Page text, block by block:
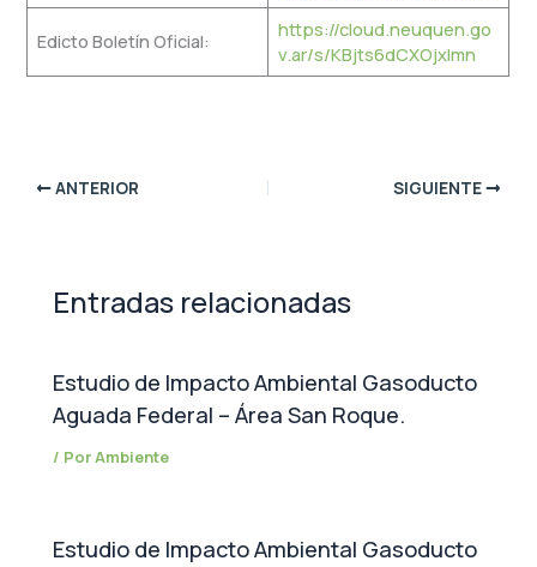
Edicto Boletín Oficial:
https://cloud.neuquen.go
v.ar/s/KBjts6dCXOjxlmn
ANTERIOR SIGUIENTE
Entradas relacionadas
Estudio de Impacto Ambiental Gasoducto
Aguada Federal – Área San Roque.
/ PorAmbiente
Estudio de Impacto Ambiental Gasoducto